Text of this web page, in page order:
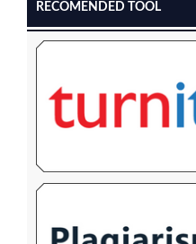
RECOMENDED TOOL